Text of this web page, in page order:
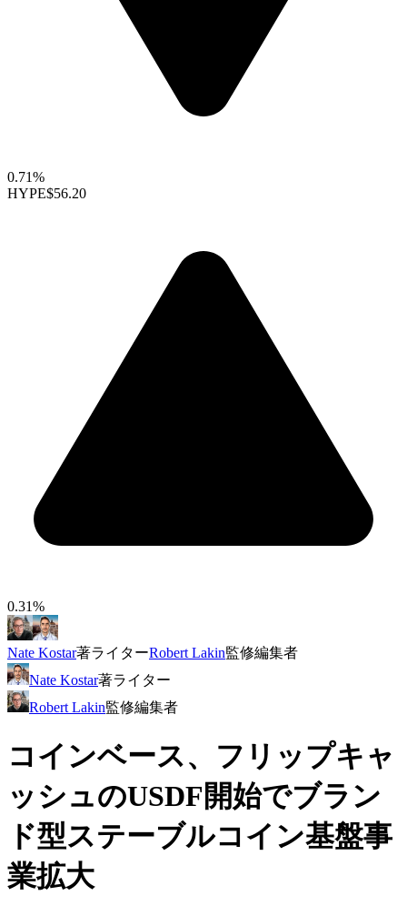
0.71%
HYPE$56.20
0.31%
Nate Kostar著ライターRobert Lakin監修編集者
Nate Kostar著ライター
Robert Lakin監修編集者
コインベース、フリップキャ
ッシュのUSDF開始でブラン
ド型ステーブルコイン基盤事
業拡大